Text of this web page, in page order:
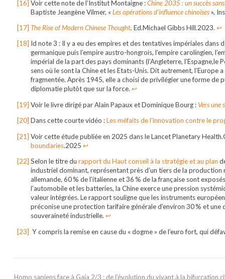
Voir cette note de l’Institut Montaigne :Chine 2035 : un succès
Baptiste Jeangène Vilmer, « Les opérations d’influence chinoises»,
The Rise of Modern Chinese Thought. Ed.Michael Gibbs Hill.2023. ↩︎
Id note 3 : Il y a eu des empires et des tentatives impériales dans
germanique puis l’empire austro-hongrois, l’empire carolingien,
impérial de la part des pays dominants (l’Angleterre, l’Espagne,le
sens où le sont la Chine et les Etats-Unis. Dit autrement, l’Europe
fragmentée. Après 1945, elle a choisi de privilégier une forme de
diplomatie plutôt que sur la force.↩︎
Voir le livre dirigé par Alain Papaux et Dominique Bourg : Vers une
Dans cette courte vidéo :Les méfaits de l’innovation contre le
Voir cette étude publiée en 2025 dans le Lancet Planetary
boundaries.2025 ↩︎
Selon le titre du rapport du Haut conseil à la stratégie et au plan
industriel dominant, représentant près d’un tiers de la
allemande, 60 % de l’italienne et 36 % de la française sont
l’automobile et les batteries, la Chine exerce une pression
valeur intégrées. Le rapport souligne que les instruments
préconise une protection tarifaire générale d’environ 30 % et
souveraineté industrielle. ↩︎
Y compris la remise en cause du « dogme » de l’euro fort, qui
Homo sapiens face à Gaia 2/3 : de l’évolution du vivant à la bifurcation